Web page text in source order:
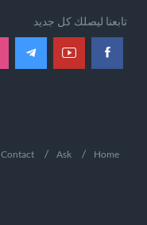
تابعنا ليصلك كل جديد
Home
Ask
Contact